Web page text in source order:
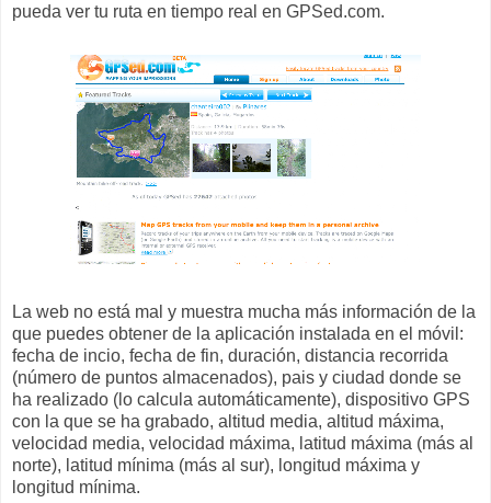
pueda ver tu ruta en tiempo real en GPSed.com.
La web no está mal y muestra mucha más información de la
que puedes obtener de la aplicación instalada en el móvil:
fecha de incio, fecha de fin, duración, distancia recorrida
(número de puntos almacenados), pais y ciudad donde se
ha realizado (lo calcula automáticamente), dispositivo GPS
con la que se ha grabado, altitud media, altitud máxima,
velocidad media, velocidad máxima, latitud máxima (más al
norte), latitud mínima (más al sur), longitud máxima y
longitud mínima.